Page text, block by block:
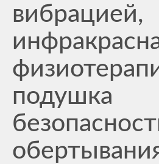
вибрацией,
подушка